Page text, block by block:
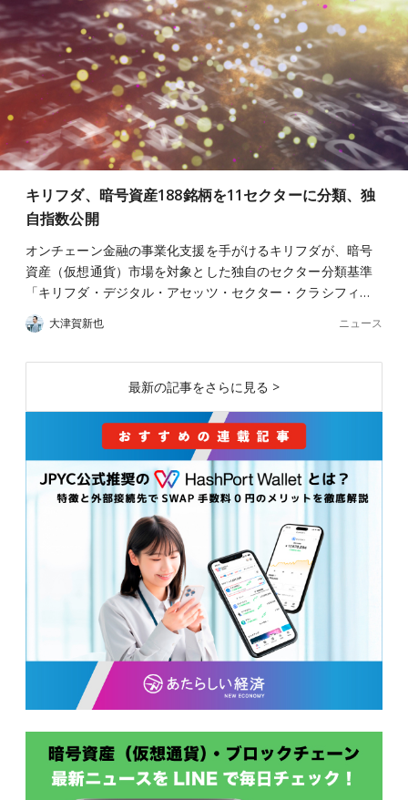
キリフダ、暗号資産188銘柄を11セクターに分類、独
自指数公開
オンチェーン金融の事業化支援を手がけるキリフダが、暗号
資産（仮想通貨）市場を対象とした独自のセクター分類基準
「キリフダ・デジタル・アセッツ・セクター・クラシフィ…
大津賀新也 ニュース
最新の記事をさらに見る >